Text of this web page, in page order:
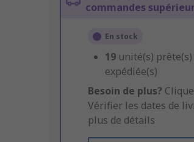
commandes
En stock
19 unité(s)
expédiée(s)
Besoin de plus?
Vérifier les dates de
plus de détails